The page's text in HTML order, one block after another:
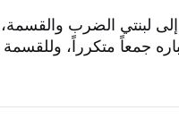
إلى لبنتي الضرب
جمعاً متكرراً، وللقسمة